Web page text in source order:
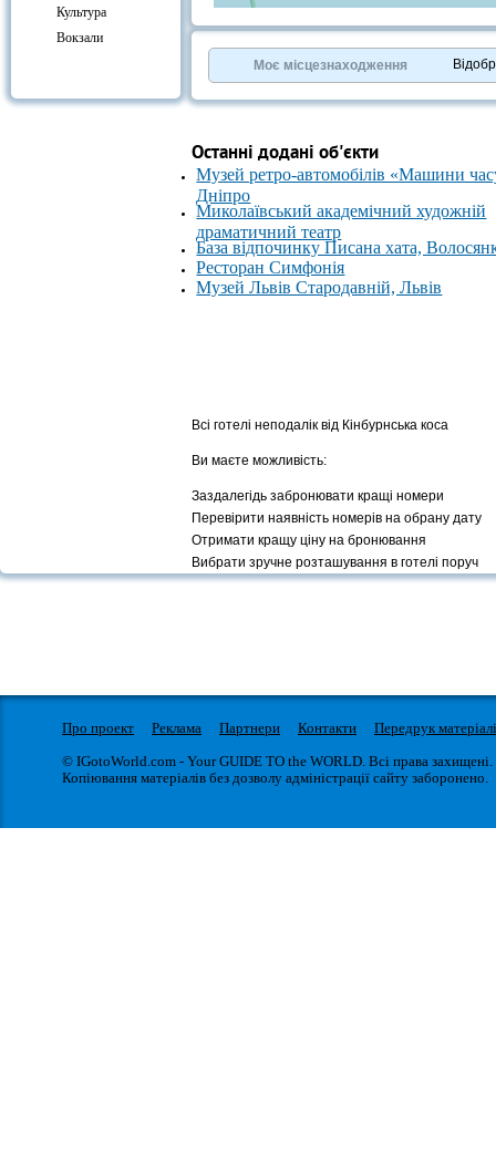
Культура
Вокзали
OpenStreetMapcontributors.
»
Моє місцезнаходження
Останні додані об'єкти
Музей ретро-автомобілів «Машини
Дніпро
Миколаївський академічний художній
драматичний театр
База відпочинку Писана хата,
Ресторан Симфонія
Музей Львів Стародавній, Львів
Всі готелі неподалік від Кінбурнська коса
Ви маєте можливість:
Заздалегідь забронювати кращі номери
Перевірити наявність номерів на обрану дату
Отримати кращу ціну на бронювання
Вибрати зручне розташування в готелі поруч
Про проект Реклама Партнери Контакти
Передрук
© IGotoWorld.com - Your GUIDE TO the WORLD. Всі права захищені.
Копіювання матеріалів без дозволу адміністрації сайту заборонено.